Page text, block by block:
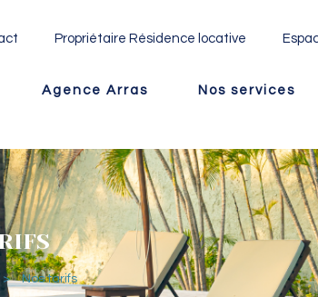
Propriétaire Résidence locative
Agence Arras Nos services
> Nos tarifs